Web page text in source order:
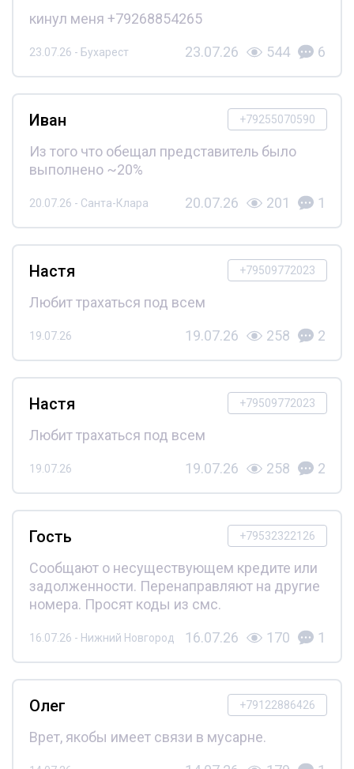
кинул меня +79268854265
23.07.26 - Бухарест 23.07.26 544 6
+79255070590
Иван
Из того что обещал представитель было
выполнено ~20%
20.07.26 - Санта-Клара 20.07.26 201 1
+79509772023
Настя
Любит трахаться под всем
19.07.26 19.07.26 258 2
+79509772023
Настя
Любит трахаться под всем
19.07.26 19.07.26 258 2
+79532322126
Гость
Сообщают о несуществующем кредите или
задолженности. Перенаправляют на другие
номера. Просят коды из смс.
16.07.26 - Нижний Новгород 16.07.26 170 1
+79122886426
Олег
Врет, якобы имеет связи в мусарне.